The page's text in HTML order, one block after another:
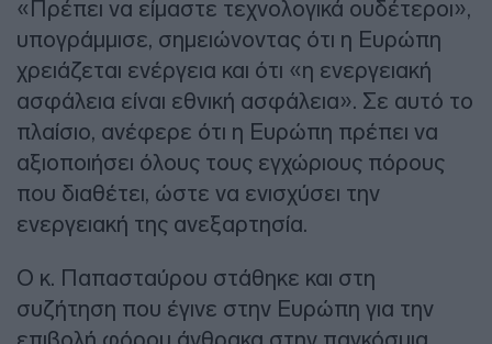
«Πρέπει να είμαστε τεχνολογικά ουδέτεροι»,
υπογράμμισε, σημειώνοντας ότι η Ευρώπη
χρειάζεται ενέργεια και ότι «η ενεργειακή
ασφάλεια είναι εθνική ασφάλεια». Σε αυτό το
πλαίσιο, ανέφερε ότι η Ευρώπη πρέπει να
αξιοποιήσει όλους τους εγχώριους πόρους
που διαθέτει, ώστε να ενισχύσει την
ενεργειακή της ανεξαρτησία.
Ο κ. Παπασταύρου στάθηκε και στη
συζήτηση που έγινε στην Ευρώπη για την